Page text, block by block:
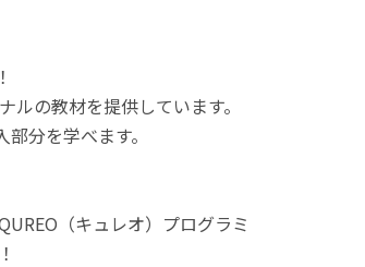
の教材を提供しています。
分を学べます。
（キュレオ）プログラミ